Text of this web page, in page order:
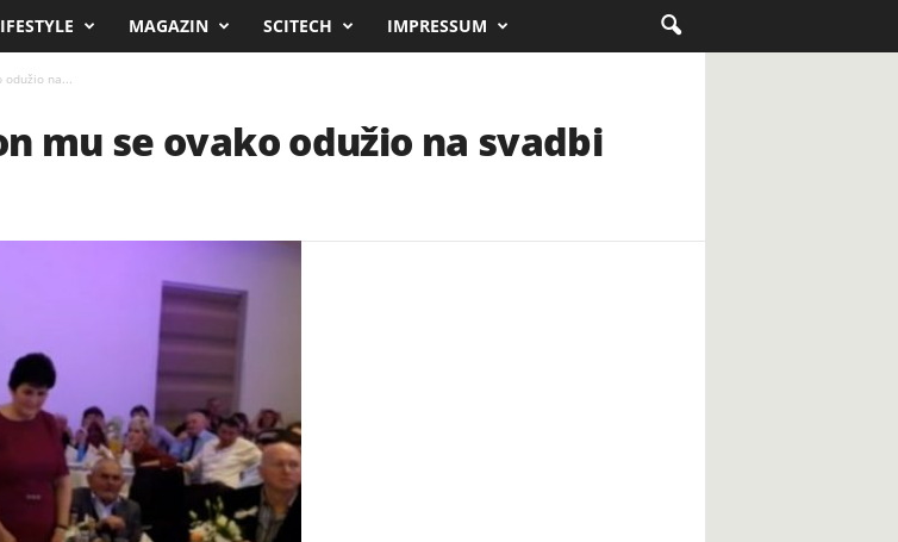
MAGAZIN SCITECH IMPRESSUM
odužio na...
mu se ovako odužio na svadbi